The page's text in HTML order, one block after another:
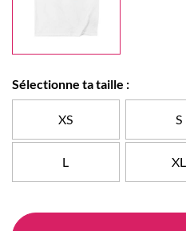
Sélectionne ta taille :
XS S
L XL